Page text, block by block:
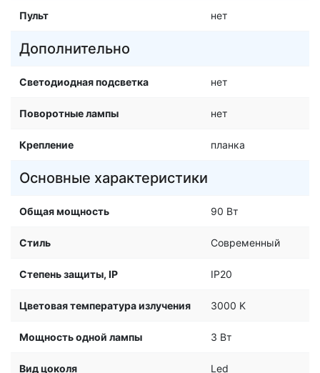
Пульт нет
Дополнительно
Светодиодная подсветка нет
Поворотные лампы нет
Крепление планка
Основные характеристики
Общая мощность 90 Вт
Стиль Современный
Степень защиты, IP IP20
Цветовая температура излучения 3000 K
Мощность одной лампы 3 Вт
Вид цоколя Led